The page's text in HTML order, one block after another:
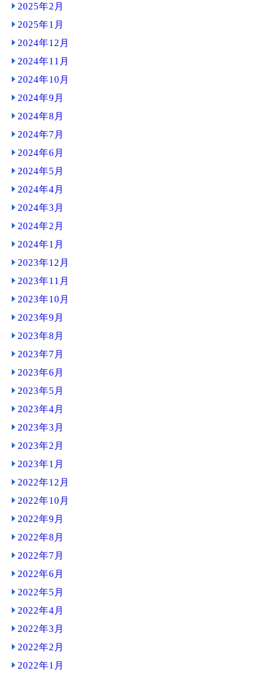
2025年2月
2025年1月
2024年12月
2024年11月
2024年10月
2024年9月
2024年8月
2024年7月
2024年6月
2024年5月
2024年4月
2024年3月
2024年2月
2024年1月
2023年12月
2023年11月
2023年10月
2023年9月
2023年8月
2023年7月
2023年6月
2023年5月
2023年4月
2023年3月
2023年2月
2023年1月
2022年12月
2022年10月
2022年9月
2022年8月
2022年7月
2022年6月
2022年5月
2022年4月
2022年3月
2022年2月
2022年1月